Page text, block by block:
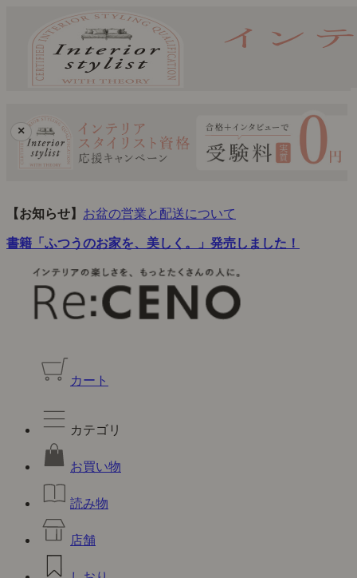
×
【お知らせ】 お盆の営業と配送について
書籍「ふつうのお家を、美しく。」発売しました！
カート
カテゴリ
お買い物
読み物
店舗